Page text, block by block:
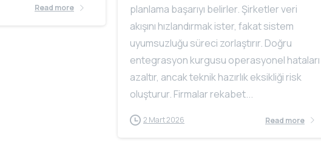
Read more
planlama başarıyı belirler. Şirketler veri
akışını hızlandırmak ister, fakat sistem
uyumsuzluğu süreci zorlaştırır. Doğru
entegrasyon kurgusu operasyonel hataları
azaltır, ancak teknik hazırlık eksikliği risk
oluşturur. Firmalar rekabet...
2 Mart 2026 Read more